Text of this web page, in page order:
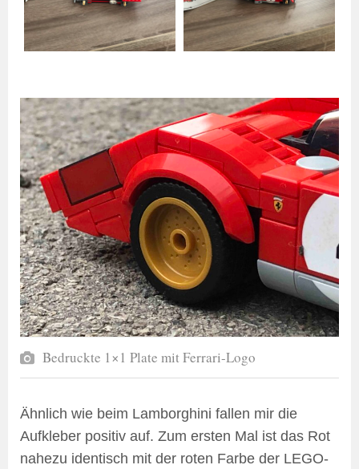
Bedruckte 1×1 Plate mit Ferrari-Logo
Ähnlich wie beim Lamborghini fallen mir die
Aufkleber positiv auf. Zum ersten Mal ist das Rot
nahezu identisch mit der roten Farbe der LEGO-